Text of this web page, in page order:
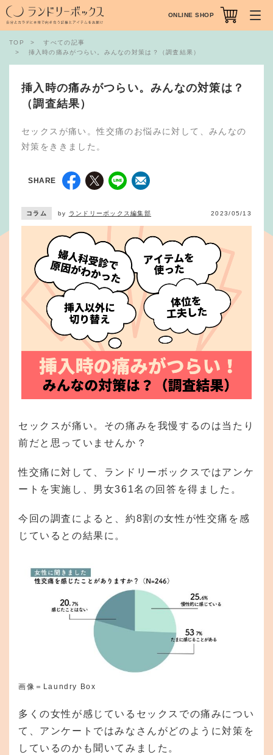
TOP
すべての記事
挿入時の痛みがつらい。みんなの対策は？（調査結果）
挿入時の痛みがつらい。みんなの対策は？
（調査結果）
セックスが痛い。性交痛のお悩みに対して、みんなの
対策をききました。
SHARE
コラム by ランドリーボックス編集部 2023/05/13
セックスが痛い。その痛みを我慢するのは当たり
前だと思っていませんか？
性交痛に対して、ランドリーボックスではアンケ
ートを実施し、男女361名の回答を得ました。
今回の調査によると、約8割の女性が性交痛を感
じているとの結果に。
画像＝Laundry Box
多くの女性が感じているセックスでの痛みについ
て、アンケートではみなさんがどのように対策を
しているのかも聞いてみました。
ONLINE SHOP